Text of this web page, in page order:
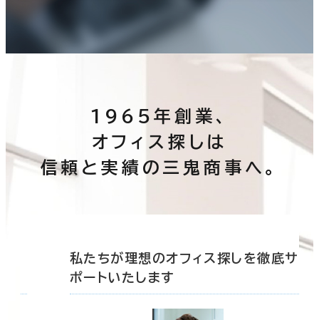
1965年創業、
オフィス探しは
信頼と実績の三鬼商事へ。
私たちが理想のオフィス探しを徹底サ
ポートいたします